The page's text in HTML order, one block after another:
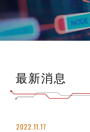
最新消息
2022.11.17